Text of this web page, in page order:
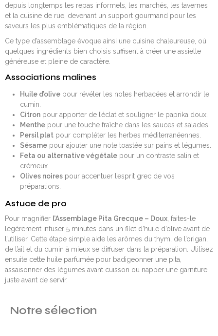
depuis longtemps les repas informels, les marchés, les tavernes
et la cuisine de rue, devenant un support gourmand pour les
saveurs les plus emblématiques de la région.
Ce type d’assemblage évoque ainsi une cuisine chaleureuse, où
quelques ingrédients bien choisis suffisent à créer une assiette
généreuse et pleine de caractère.
Associations malines
Huile d’olivepour révéler les notes herbacées et arrondir le
cumin.
Citronpour apporter de l’éclat et souligner le paprika doux.
Menthepour une touche fraîche dans les sauces et salades.
Persil platpour compléter les herbes méditerranéennes.
Sésamepour ajouter une note toastée sur pains et légumes.
Feta ou alternative végétalepour un contraste salin et
crémeux.
Olives noirespour accentuer l’esprit grec de vos
préparations.
Astuce de pro
Pour magnifier l’Assemblage Pita Grecque – Doux , faites-le
légèrement infuser 5 minutes dans un filet d’huile d’olive avant de
l’utiliser. Cette étape simple aide les arômes du thym, de l’origan,
de l’ail et du cumin à mieux se diffuser dans la préparation. Utilisez
ensuite cette huile parfumée pour badigeonner une pita,
assaisonner des légumes avant cuisson ou napper une garniture
juste avant de servir.
Notre sélection